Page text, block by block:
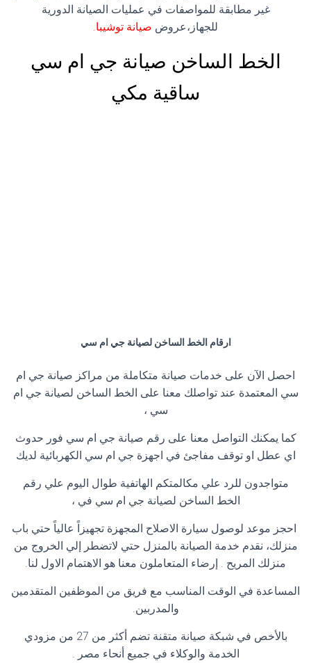
غير مطابقة للمواصفات في عمليات الصيانة الدورية
للجهاز،عروض صيانة توشيبا.
الخط الساخن صيانة جي ام سي
ساقية مكي
ارقام الخط الساخن لصيانة جي ام سي
احصل الآن على خدمات صيانة متكاملة من مراكز صيانة جي ام
سي المعتمدة عند تواصلك معنا على الخط الساخن لصيانة جي ام
سي ،
كما يمكنك التواصل معنا على رقم صيانة جي ام سي فور حدوث
اي عطل او توقف مفاجئ في اجهزة جي ام سي الكهربائية لديك
متواجدون للرد علي مكالمتكم الهاتفية طوال اليوم علي رقم
الخط الساخن لصيانة جي ام سي في ،
احجز موعد لوصول سيارة الاصلاح المجهزة تجهيزاً عالياً حتي باب
منزلك، نقدم خدمة الصيانة بالمنزل حتي لاتضطر إلي الخروج من
منزلك المريح . إرضاء المتعاملون معنا هو الاهتمام الاول لنا.
المساعدة في الوقت المناسب مع فريق من الموظفين المتقدمين
والمدربين.
بالأخص في شبكة صيانة متقنة تضم أكثر من 27 من مزودي
الخدمة والوكلاء في جميع أنحاء مصر .